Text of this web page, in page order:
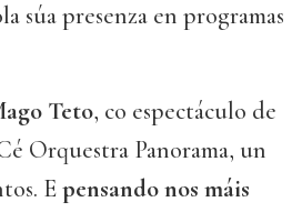
súa presenza en programas
Teto, co espectáculo de
Orquestra Panorama, un
Epensando nos máis